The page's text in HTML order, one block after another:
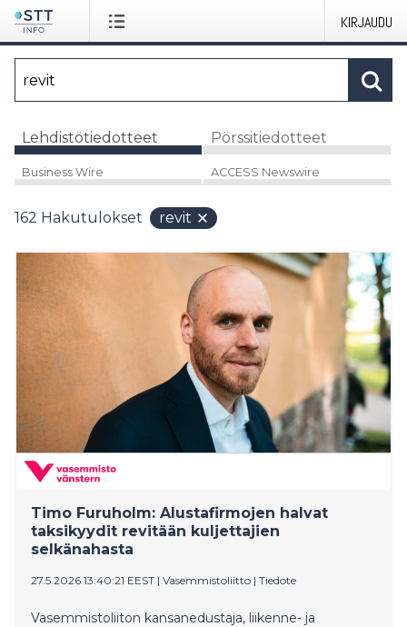
KIRJAUDU
Lehdistötiedotteet Pörssitiedotteet
Business Wire ACCESS Newswire
162 Hakutulokset revit
Timo Furuholm: Alustafirmojen halvat
taksikyydit revitään kuljettajien
selkänahasta
27.5.2026 13:40:21 EEST | Vasemmistoliitto | Tiedote
Vasemmistoliiton kansanedustaja, liikenne- ja